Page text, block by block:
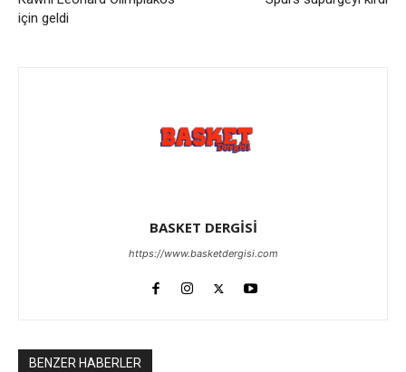
için geldi
BASKET DERGİSİ
https://www.basketdergisi.com
BENZER HABERLER